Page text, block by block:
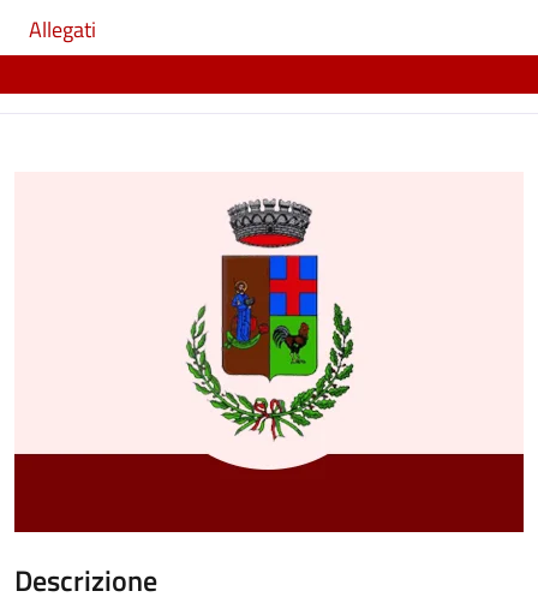
Allegati
Descrizione